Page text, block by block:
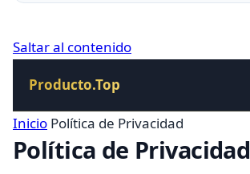
Saltar al contenido
Producto.Top
Inicio Política de Privacidad
Política de Privacidad